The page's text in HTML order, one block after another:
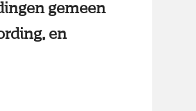
gemeen
en